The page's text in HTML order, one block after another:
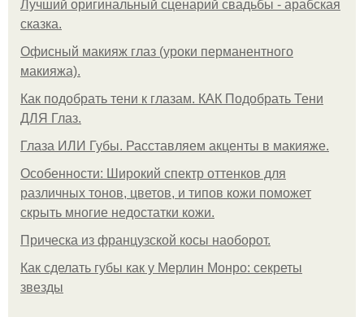
Лучший оригинальный сценарий свадьбы - арабская
сказка.
Офисный макияж глаз (уроки перманентного
макияжа).
Как подобрать тени к глазам. КАК Подобрать Тени
ДЛЯ Глаз.
Глаза ИЛИ Губы. Расставляем акценты в макияже.
Особенности: Широкий спектр оттенков для
различных тонов, цветов, и типов кожи поможет
скрыть многие недостатки кожи.
Прическа из французской косы наоборот.
Как сделать губы как у Мерлин Монро: секреты
звезды